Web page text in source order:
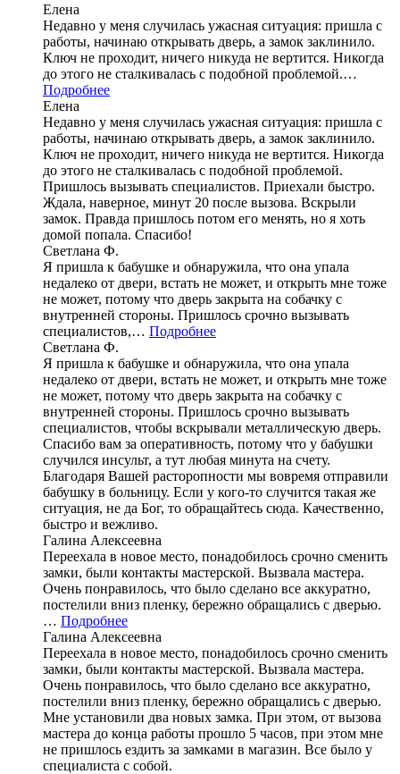
Елена
Недавно у меня случилась ужасная ситуация: пришла с
работы, начинаю открывать дверь, а замок заклинило.
Ключ не проходит, ничего никуда не вертится. Никогда
до этого не сталкивалась с подобной проблемой.…
Подробнее
Елена
Недавно у меня случилась ужасная ситуация: пришла с
работы, начинаю открывать дверь, а замок заклинило.
Ключ не проходит, ничего никуда не вертится. Никогда
до этого не сталкивалась с подобной проблемой.
Пришлось вызывать специалистов. Приехали быстро.
Ждала, наверное, минут 20 после вызова. Вскрыли
замок. Правда пришлось потом его менять, но я хоть
домой попала. Спасибо!
Светлана Ф.
Я пришла к бабушке и обнаружила, что она упала
недалеко от двери, встать не может, и открыть мне тоже
не может, потому что дверь закрыта на собачку с
внутренней стороны. Пришлось срочно вызывать
специалистов,… Подробнее
Светлана Ф.
Я пришла к бабушке и обнаружила, что она упала
недалеко от двери, встать не может, и открыть мне тоже
не может, потому что дверь закрыта на собачку с
внутренней стороны. Пришлось срочно вызывать
специалистов, чтобы вскрывали металлическую дверь.
Спасибо вам за оперативность, потому что у бабушки
случился инсульт, а тут любая минута на счету.
Благодаря Вашей расторопности мы вовремя отправили
бабушку в больницу. Если у кого-то случится такая же
ситуация, не да Бог, то обращайтесь сюда. Качественно,
быстро и вежливо.
Галина Алексеевна
Переехала в новое место, понадобилось срочно сменить
замки, были контакты мастерской. Вызвала мастера.
Очень понравилось, что было сделано все аккуратно,
постелили вниз пленку, бережно обращались с дверью.
… Подробнее
Галина Алексеевна
Переехала в новое место, понадобилось срочно сменить
замки, были контакты мастерской. Вызвала мастера.
Очень понравилось, что было сделано все аккуратно,
постелили вниз пленку, бережно обращались с дверью.
Мне установили два новых замка. При этом, от вызова
мастера до конца работы прошло 5 часов, при этом мне
не пришлось ездить за замками в магазин. Все было у
специалиста с собой.